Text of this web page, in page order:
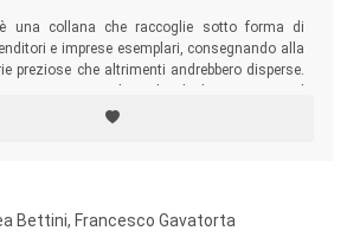
è una collana che raccoglie sotto forma di
e imprese esemplari, consegnando alla
preziose che altrimenti andrebbero disperse.
di Attilio Zordan a diventare la
Bettini, Francesco Gavatorta